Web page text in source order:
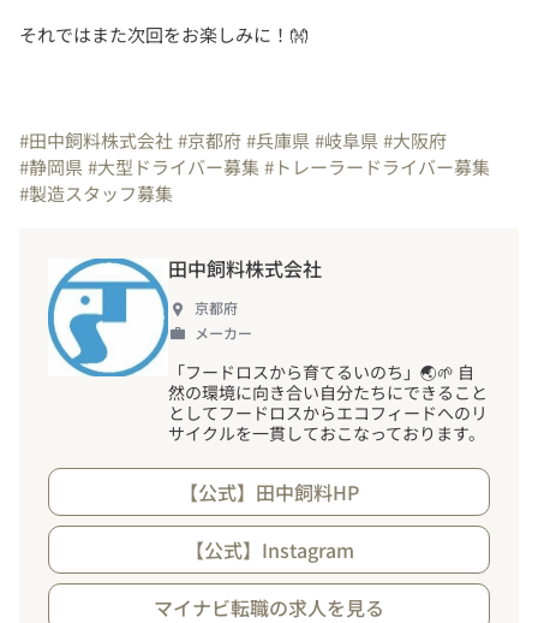
それではまた次回をお楽しみに！👐
#田中飼料株式会社#京都府#兵庫県#岐阜県#大阪府
#静岡県#大型ドライバー募集 #トレーラードライバー募集
#製造スタッフ募集
田中飼料株式会社
京都府
メーカー
「フードロスから育てるいのち」🌏🌱 自
然の環境に向き合い自分たちにできること
としてフードロスからエコフィードへのリ
サイクルを一貫しておこなっております。
【公式】田中飼料HP
【公式】Instagram
マイナビ転職の求人を見る